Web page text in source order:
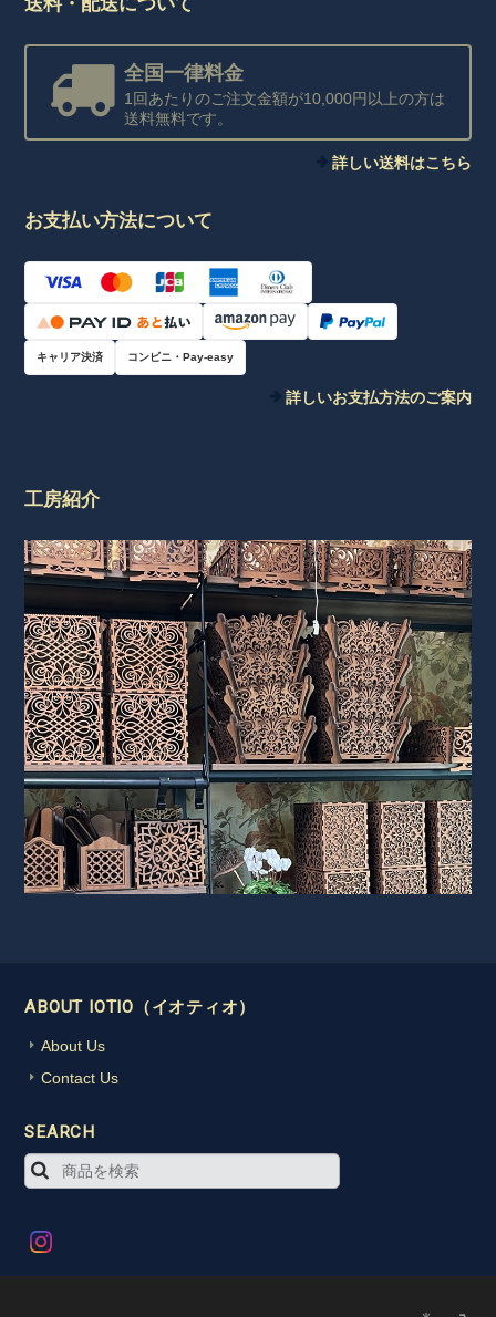
送料・配送について
全国一律料金
1回あたりのご注文金額が10,000円以上の方は
送料無料です。
詳しい送料はこちら
お支払い方法について
キャリア決済 コンビニ・Pay-easy
詳しいお支払方法のご案内
工房紹介
ABOUT IOTIO（イオティオ）
About Us
Contact Us
SEARCH